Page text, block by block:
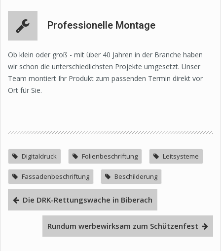
Professionelle Montage
Ob klein oder groß - mit über 40 Jahren in der Branche haben
wir schon die unterschiedlichsten Projekte umgesetzt. Unser
Team montiert Ihr Produkt zum passenden Termin direkt vor
Ort für Sie.
Digitaldruck Folienbeschriftung Leitsysteme
Fassadenbeschriftung Beschilderung
Die DRK-Rettungswache in Biberach
Rundum werbewirksam zum Schützenfest